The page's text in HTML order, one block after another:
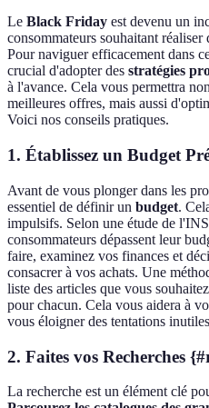
Le Black Friday est devenu un
consommateurs souhaitant réaliser
Pour naviguer efficacement dans
crucial d'adopter des stratégies
à l'avance. Cela vous permettra
meilleures offres, mais aussi
Voici nos conseils pratiques.
1. Établissez un Budget
Avant de vous plonger dans les
essentiel de définir un budget.
impulsifs. Selon une étude de
consommateurs dépassent leur
faire, examinez vos finances et
consacrer à vos achats. Une
liste des articles que vous
pour chacun. Cela vous aidera à
vous éloigner des tentations
2. Faites vos Recherches
La recherche est un élément clé